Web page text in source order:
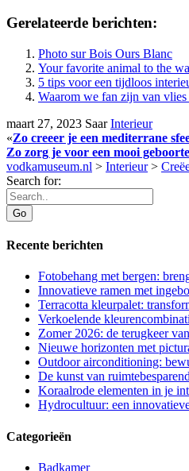
Gerelateerde berichten:
Photo sur Bois Ours Blanc
Your favorite animal to the
5 tips voor een tijdloos
Waarom we fan zijn van
maart 27, 2023 Saar Interieur
«Zo creeer je een mediterrane
Zo zorg je voor een mooi
vodkamuseum.nl > Interieur>
Search for:
Recente berichten
Fotobehang met bergen:
Innovatieve ramen met
Terracotta kleurpalet:
Verkoelende
Zomer 2026: de terugkeer
Nieuwe horizonten met
Outdoor airconditioning:
De kunst van
Koraalrode elementen in je
Hydrocultuur: een
Categorieën
Badkamer